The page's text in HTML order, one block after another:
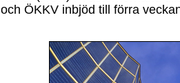
och ÖKKV inbjöd till förra